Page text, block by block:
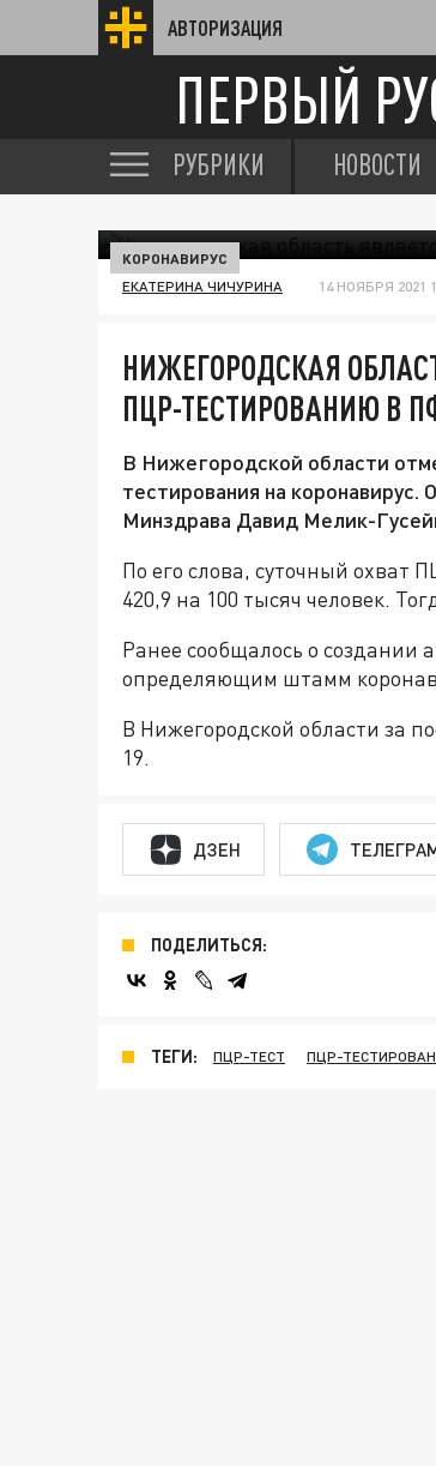
АВТОРИЗАЦИЯ
ПЕРВЫЙ
РУБРИКИ НОВОСТИ
КОРОНАВИРУС
ЕКАТЕРИНА ЧИЧУРИНА 14 НОЯБРЯ 2021
НИЖЕГОРОДСКАЯ
ПЦР-ТЕСТИРОВАНИЮ В
В Нижегородской области
тестирования на коронавирус.
Минздрава Давид Мелик-
По его слова, суточный охват
420,9 на 100 тысяч человек.
Ранее сообщалось о создании
определяющим штамм
В Нижегородской области за
19.
ДЗЕН
ПОДЕЛИТЬСЯ:
ТЕГИ: ПЦР-ТЕСТ ПЦР-